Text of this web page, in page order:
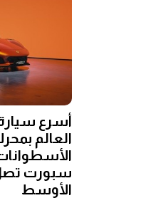
أسرع سيارة
العالم
سبورت
الأوسط